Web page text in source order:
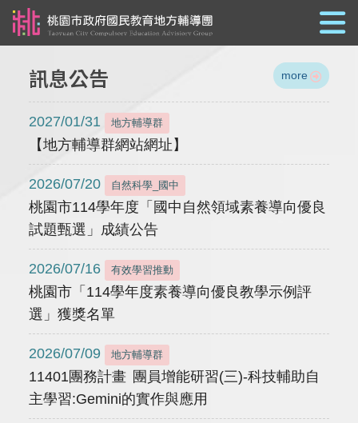
訊息公告 more
2027/01/31 地方輔導群
【地方輔導群網站網址】
2026/07/20 自然科學_國中
桃園市114學年度「國中自然領域素養導向優良
試題甄選」成績公告
2026/07/16 有效學習推動
桃園市「114學年度素養導向優良教學示例評
選」獲獎名單
2026/07/09 地方輔導群
11401團務計畫 團員增能研習(三)-科技輔助自
主學習:Gemini的實作與應用